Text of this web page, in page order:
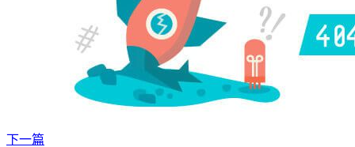
下一篇